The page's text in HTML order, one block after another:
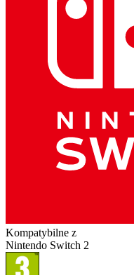
Kompatybilne z
Nintendo Switch 2